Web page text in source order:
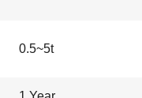
0.5~5t